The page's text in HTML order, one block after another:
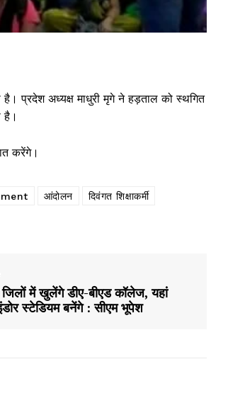
है। प्रदेश अध्यक्ष माधुरी मृगे ने हड़ताल को स्थगित
है।
करेंगे।
आंदोलन
दिवंगत शिक्षाकर्मी
में खुलेंगे डीए-बीएड कॉलेज, यहां
स्टेडियम बनेंगे : सीएम भूपेश